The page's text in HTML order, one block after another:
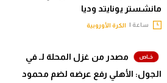
مانشستر يونايتد وديا
ساعة | الكرة الأوروبية
مصدر من غزل المحلة لـ في
الجول: الأهلي رفع عرضه لضم محمود